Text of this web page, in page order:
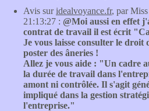
Avis suridealvoyance.fr, par
21:13:27 : @Moi aussi en effet
contrat de travail il est écrit
Je vous laisse consulter le
poster des âneries !
Allez je vous aide : "Un cadre
la durée de travail dans
amont ni contrôlée. Il s'agit
impliqué dans la gestion
l'entreprise."